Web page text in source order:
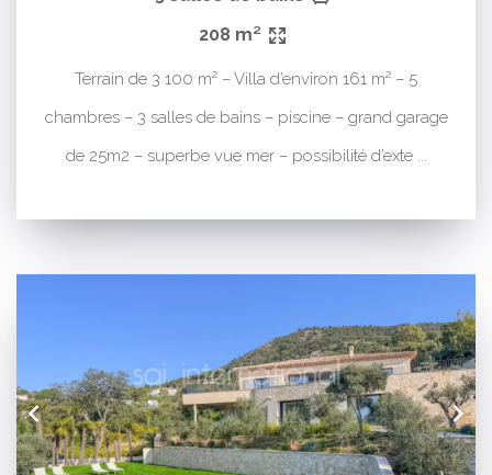
208 m²
Terrain de 3 100 m² – Villa d’environ 161 m² – 5
chambres – 3 salles de bains – piscine – grand garage
de 25m2 – superbe vue mer – possibilité d’exte ...